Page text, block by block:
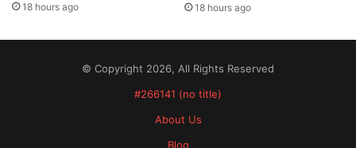
18 hours ago 18 hours ago
© Copyright 2026, All Rights Reserved
#266141 (no title)
About Us
Blog